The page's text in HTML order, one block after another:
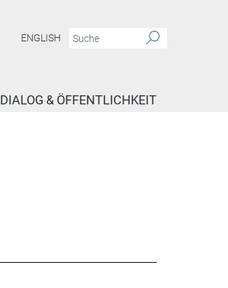
ENGLISH
DIALOG & ÖFFENTLICHKEIT